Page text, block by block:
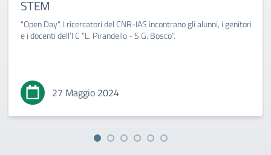
STEM
"Open Day". I ricercatori del CNR-IAS incontrano gli alunni, i genitori
e i docenti dell’I C “L. Pirandello - S.G. Bosco”.
27 Maggio 2024